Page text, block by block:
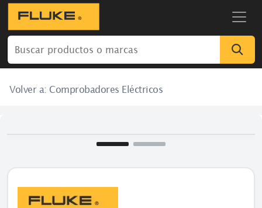
Volver a: Comprobadores Eléctricos